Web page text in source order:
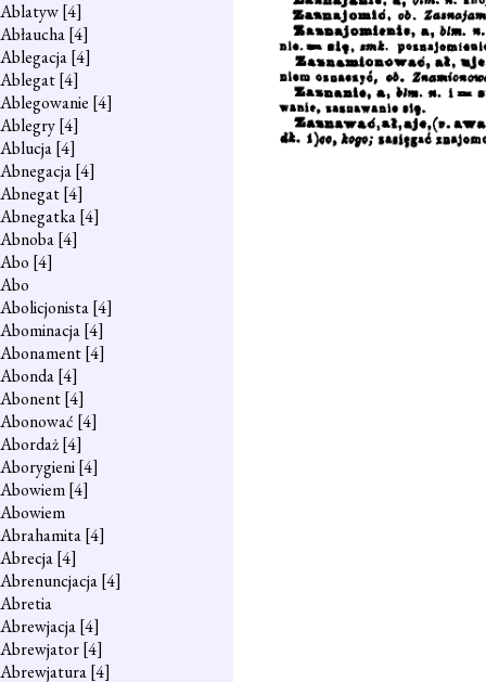
Ablatyw[4]
Abłaucha[4]
Ablegacja[4]
Ablegat[4]
Ablegowanie [4]
Ablegry[4]
Ablucja[4]
Abnegacja[4]
Abnegat[4]
Abnegatka[4]
Abnoba[4]
Abo [4]
Abo
Abolicjonista[4]
Abominacja[4]
Abonament[4]
Abonda[4]
Abonent[4]
Abonować [4]
Abordaż[4]
Aborygieni[4]
Abowiem[4]
Abowiem
Abrahamita[4]
Abrecja[4]
Abrenuncjacja[4]
Abretia
Abrewjacja[4]
Abrewjator[4]
Abrewjatura[4]